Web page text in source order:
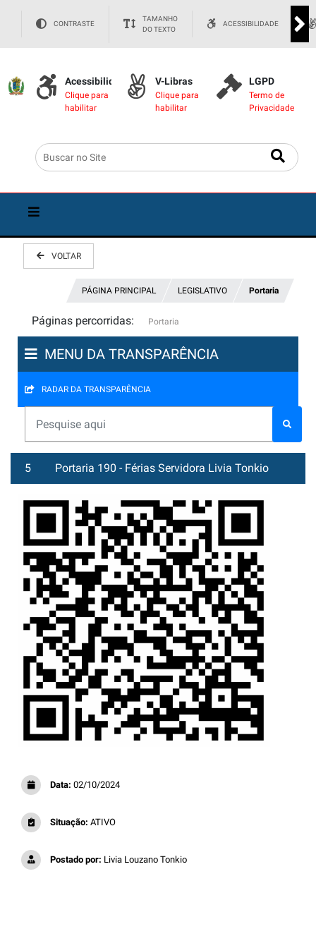
CONTRASTE
TAMANHO
DO TEXTO
ACESSIBILIDADE
Acessibilidade
Clique para
habilitar
V-Libras
Clique para
habilitar
LGPD
Termo de
Privacidade
VOLTAR
PÁGINA PRINCIPAL LEGISLATIVO Portaria
Páginas percorridas: Portaria
MENU DA TRANSPARÊNCIA
RADAR DA TRANSPARÊNCIA
5 Portaria 190 - Férias Servidora Livia Tonkio
Data: 02/10/2024
Situação: ATIVO
Postado por: Livia Louzano Tonkio